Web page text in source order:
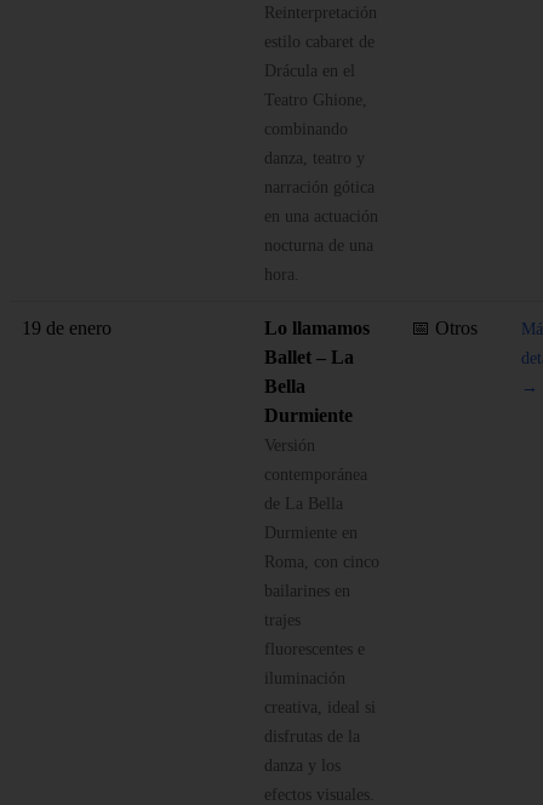
Reinterpretación
estilo cabaret de
Drácula en el
Teatro Ghione,
combinando
danza, teatro y
narración gótica
en una actuación
nocturna de una
hora.
19 de enero
Lo llamamos
Ballet – La
Bella
Durmiente
Versión
contemporánea
de La Bella
Durmiente en
Roma, con cinco
bailarines en
trajes
fluorescentes e
iluminación
creativa, ideal si
disfrutas de la
danza y los
efectos visuales.
📅 Otros
→